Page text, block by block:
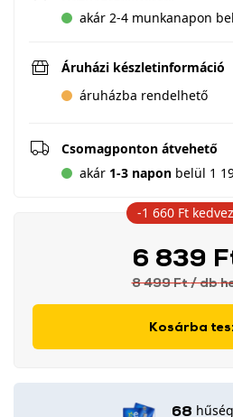
akár 2-4 munkanapon
Áruházi készletinformáció
áruházba rendelhető
Csomagponton átvehető
akár 1-3 napon belül 1
6 839
8 499 Ft/ db
Kosárba
-1 660 Ft
68